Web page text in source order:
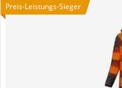
Preis-Leistungs-Sieger